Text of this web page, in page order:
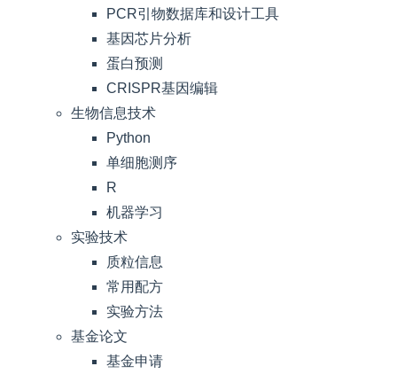
PCR引物数据库和设计工具
基因芯片分析
蛋白预测
CRISPR基因编辑
生物信息技术
Python
单细胞测序
R
机器学习
实验技术
质粒信息
常用配方
实验方法
基金论文
基金申请